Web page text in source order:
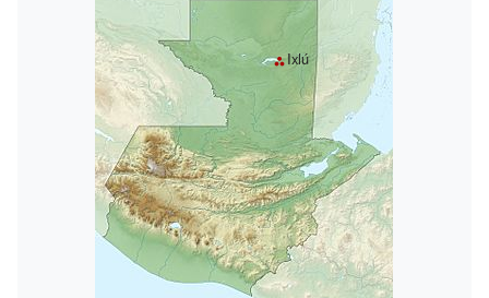
Ixlú